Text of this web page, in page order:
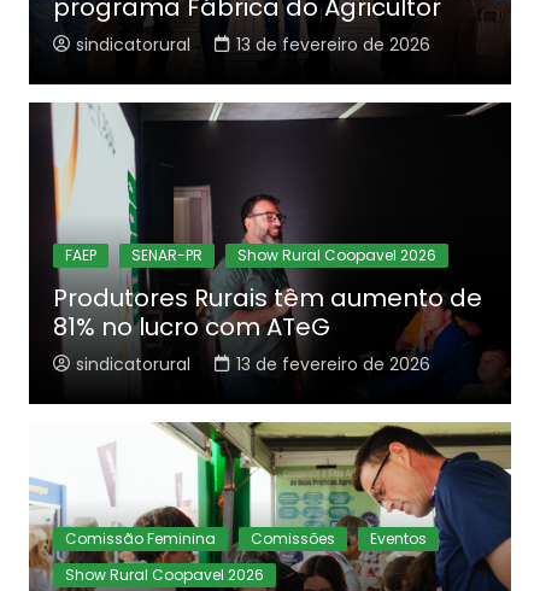
programa Fábrica do Agricultor
sindicatorural 13 de fevereiro de 2026
FAEP SENAR-PR Show Rural Coopavel 2026
Produtores Rurais têm aumento de
81% no lucro com ATeG
sindicatorural 13 de fevereiro de 2026
Comissão Feminina Comissões
Eventos
Show Rural Coopavel 2026